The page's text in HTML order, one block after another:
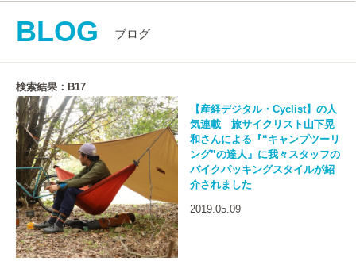
BLOG ブログ
検索結果：B17
【産経デジタル・Cyclist】の人
気連載 旅サイクリスト山下晃
和さんによる『“キャンプツーリ
ング”の達人』に我々スタッフの
バイクパッキングスタイルが紹
介されました
2019.05.09